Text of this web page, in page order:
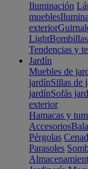
Iluminación
muebles
exterior
LightBombillas
Tendencias y
Jardín
Muebles de
jardínSillas de
jardínSofás
exterior
Hamacas y
Accesorios
Pérgolas
Parasoles